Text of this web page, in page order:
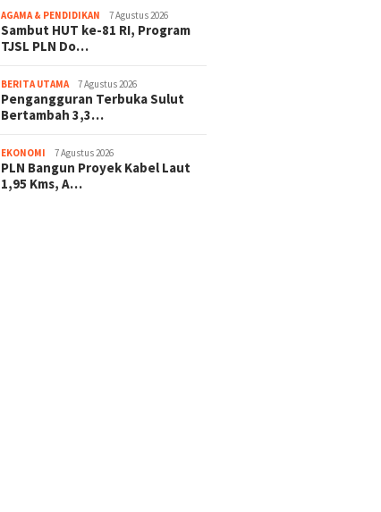
AGAMA & PENDIDIKAN 7 Agustus 2026
Sambut HUT ke-81 RI, Program
TJSL PLN Do…
BERITA UTAMA 7 Agustus 2026
Pengangguran Terbuka Sulut
Bertambah 3,3…
EKONOMI 7 Agustus 2026
PLN Bangun Proyek Kabel Laut
1,95 Kms, A…